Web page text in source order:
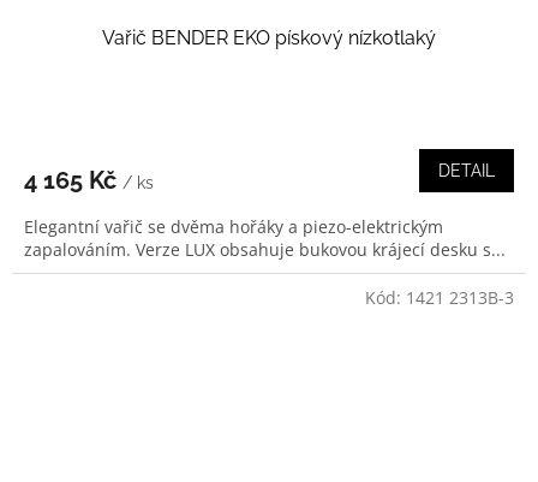
Vařič BENDER EKO pískový nízkotlaký
4 165 Kč / ks
DETAIL
Elegantní vařič se dvěma hořáky a piezo-elektrickým
zapalováním. Verze LUX obsahuje bukovou krájecí desku s...
Kód: 1421 2313B-3